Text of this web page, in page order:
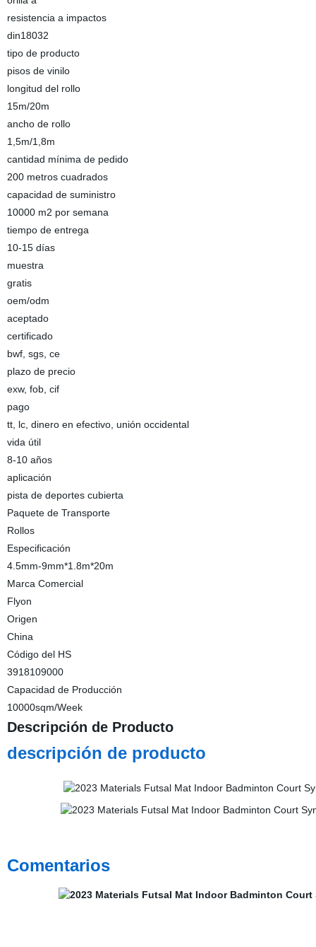
resistencia a impactos
din18032
tipo de producto
pisos de vinilo
longitud del rollo
15m/20m
ancho de rollo
1,5m/1,8m
cantidad mínima de pedido
200 metros cuadrados
capacidad de suministro
10000 m2 por semana
tiempo de entrega
10-15 días
muestra
gratis
oem/odm
aceptado
certificado
bwf, sgs, ce
plazo de precio
exw, fob, cif
pago
tt, lc, dinero en efectivo, unión occidental
vida útil
8-10 años
aplicación
pista de deportes cubierta
Paquete de Transporte
Rollos
Especificación
4.5mm-9mm*1.8m*20m
Marca Comercial
Flyon
Origen
China
Código del HS
3918109000
Capacidad de Producción
10000sqm/Week
Descripción de Producto
descripción de producto
Comentarios